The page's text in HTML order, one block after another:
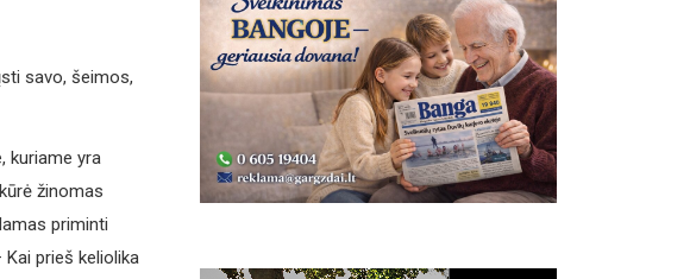
savo, šeimos,
kuriame yra
žinomas
priminti
prieš keliolika